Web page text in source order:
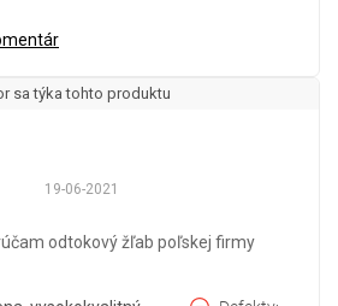
sa týka tohto produktu
19-06-2021
odtokový žľab poľskej firmy